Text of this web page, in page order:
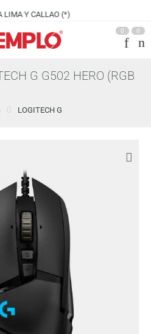
VISÍTANOS EN
0 0
G G502 HERO (RGB
LOGITECH G